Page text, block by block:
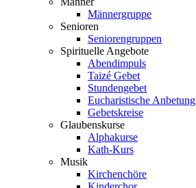
Männergruppe
Senioren
Seniorengruppen
Spirituelle Angebote
Abendimpuls
Taizé Gebet
Stundengebet
Eucharistische Anbetung
Gebetskreise
Glaubenskurse
Alphakurse
Kath-Kurs
Musik
Kirchenchöre